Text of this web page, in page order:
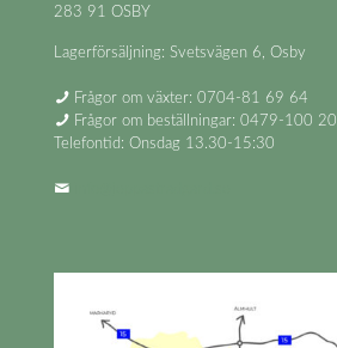
283 91 OSBY
Lagerförsäljning: Svetsvägen 6, Osby
Frågor om växter: 0704-81 69 64
Frågor om beställningar: 0479-100 20
Telefontid: Onsdag 13.30-15:30